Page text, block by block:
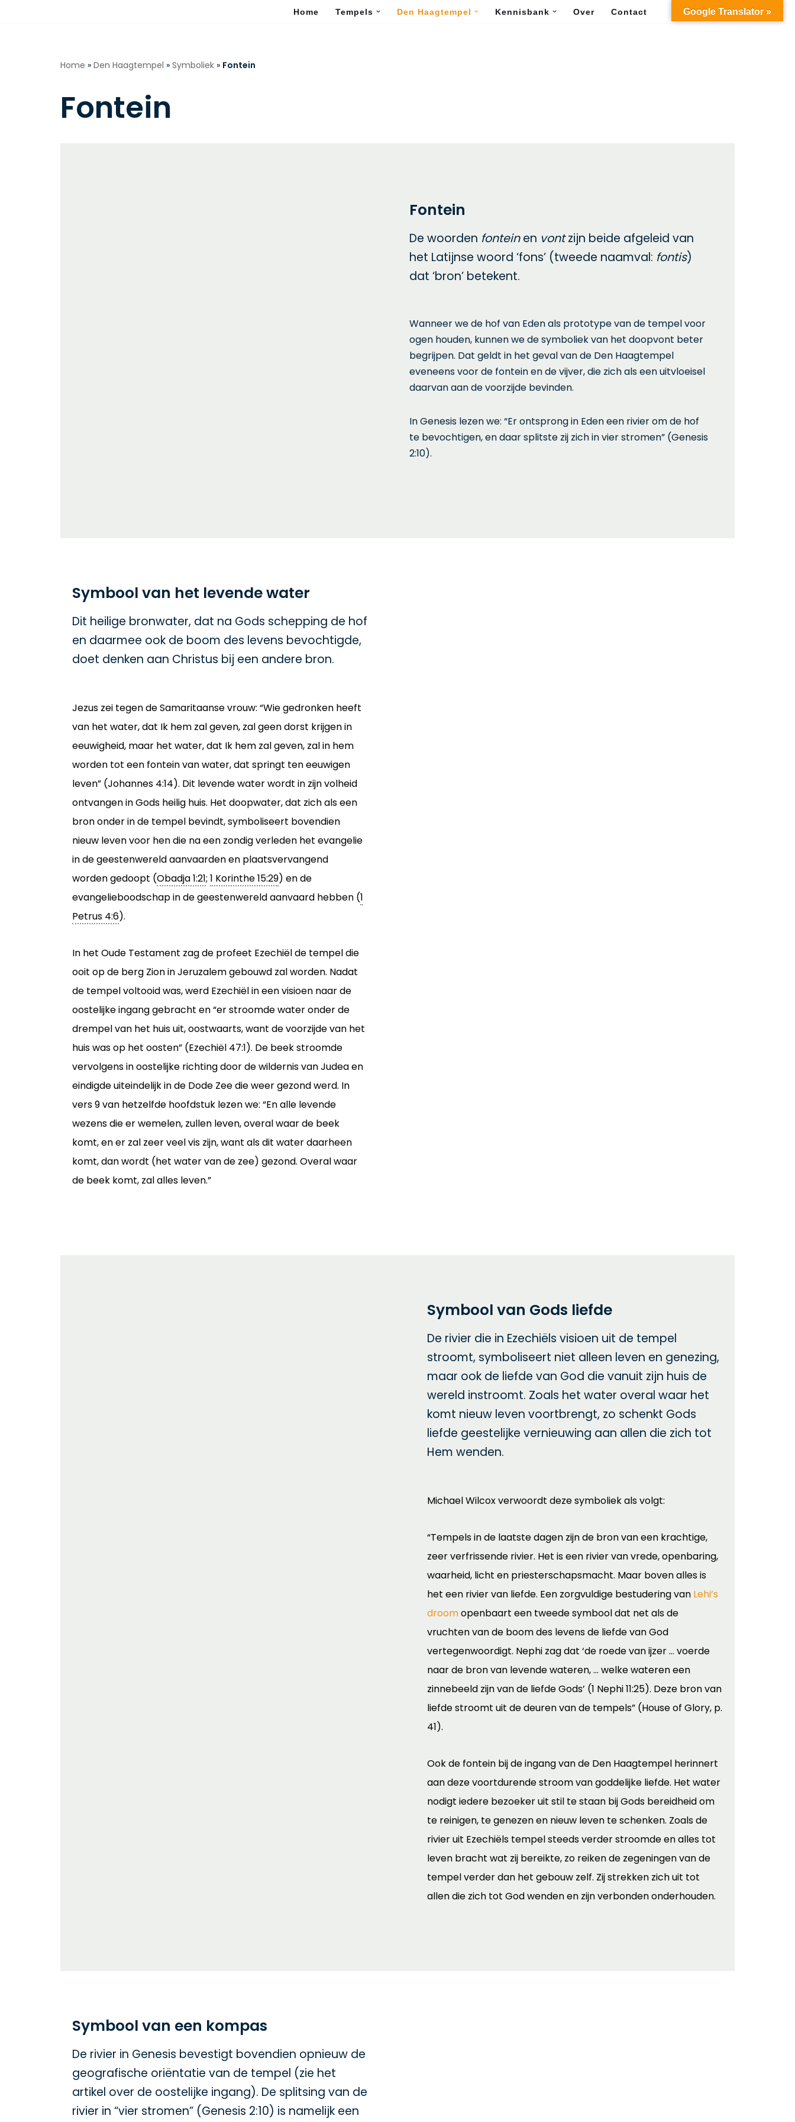
Home Tempels Den Haagtempel Kennisbank Over Contact
Home » Den Haagtempel » Symboliek » Fontein
Fontein
Fontein
De woorden fonteinen vontzijn beide afgeleid van
het Latijnse woord ‘fons’ (tweede naamval: fontis)
dat ‘bron’ betekent.
Wanneer we de hof van Eden als prototype van de tempel voor
ogen houden, kunnen we de symboliek van het doopvont beter
begrijpen. Dat geldt in het geval van de Den Haagtempel
eveneens voor de fontein en de vijver, die zich als een uitvloeisel
daarvan aan de voorzijde bevinden.
In Genesis lezen we: “Er ontsprong in Eden een rivier om de hof
te bevochtigen, en daar splitste zij zich in vier stromen” (Genesis
2:10).
Symbool van het levende water
Dit heilige bronwater, dat na Gods schepping de hof
en daarmee ook de boom des levens bevochtigde,
doet denken aan Christus bij een andere bron.
Jezus zei tegen de Samaritaanse vrouw: “Wie gedronken heeft
van het water, dat Ik hem zal geven, zal geen dorst krijgen in
eeuwigheid, maar het water, dat Ik hem zal geven, zal in hem
worden tot een fontein van water, dat springt ten eeuwigen
leven” (Johannes 4:14). Dit levende water wordt in zijn volheid
ontvangen in Gods heilig huis. Het doopwater, dat zich als een
bron onder in de tempel bevindt, symboliseert bovendien
nieuw leven voor hen die na een zondig verleden het evangelie
in de geestenwereld aanvaarden en plaatsvervangend
worden gedoopt (Obadja 1:21; 1 Korinthe 15:29) en de
evangelieboodschap in de geestenwereld aanvaard hebben (1
Petrus 4:6).
In het Oude Testament zag de profeet Ezechiël de tempel die
ooit op de berg Zion in Jeruzalem gebouwd zal worden. Nadat
de tempel voltooid was, werd Ezechiël in een visioen naar de
oostelijke ingang gebracht en “er stroomde water onder de
drempel van het huis uit, oostwaarts, want de voorzijde van het
huis was op het oosten” (Ezechiël 47:1). De beek stroomde
vervolgens in oostelijke richting door de wildernis van Judea en
eindigde uiteindelijk in de Dode Zee die weer gezond werd. In
vers 9 van hetzelfde hoofdstuk lezen we: “En alle levende
wezens die er wemelen, zullen leven, overal waar de beek
komt, en er zal zeer veel vis zijn, want als dit water daarheen
komt, dan wordt (het water van de zee) gezond. Overal waar
de beek komt, zal alles leven.”
Symbool van Gods liefde
De rivier die in Ezechiëls visioen uit de tempel
stroomt, symboliseert niet alleen leven en genezing,
maar ook de liefde van God die vanuit zijn huis de
wereld instroomt. Zoals het water overal waar het
komt nieuw leven voortbrengt, zo schenkt Gods
liefde geestelijke vernieuwing aan allen die zich tot
Hem wenden.
Michael Wilcox verwoordt deze symboliek als volgt:
“Tempels in de laatste dagen zijn de bron van een krachtige,
zeer verfrissende rivier. Het is een rivier van vrede, openbaring,
waarheid, licht en priesterschapsmacht. Maar boven alles is
het een rivier van liefde. Een zorgvuldige bestudering van Lehi’s
droomopenbaart een tweede symbool dat net als de
vruchten van de boom des levens de liefde van God
vertegenwoordigt. Nephi zag dat ‘de roede van ijzer … voerde
naar de bron van levende wateren, … welke wateren een
zinnebeeld zijn van de liefde Gods’ (1 Nephi 11:25). Deze bron van
liefde stroomt uit de deuren van de tempels” (House of Glory, p.
41).
Ook de fontein bij de ingang van de Den Haagtempel herinnert
aan deze voortdurende stroom van goddelijke liefde. Het water
nodigt iedere bezoeker uit stil te staan bij Gods bereidheid om
te reinigen, te genezen en nieuw leven te schenken. Zoals de
rivier uit Ezechiëls tempel steeds verder stroomde en alles tot
leven bracht wat zij bereikte, zo reiken de zegeningen van de
tempel verder dan het gebouw zelf. Zij strekken zich uit tot
allen die zich tot God wenden en zijn verbonden onderhouden.
Symbool van een kompas
De rivier in Genesis bevestigt bovendien opnieuw de
geografische oriëntatie van de tempel (zie het
artikel over de oostelijke ingang). De splitsing van de
rivier in “vier stromen” (Genesis 2:10) is namelijk een
Google Translator »